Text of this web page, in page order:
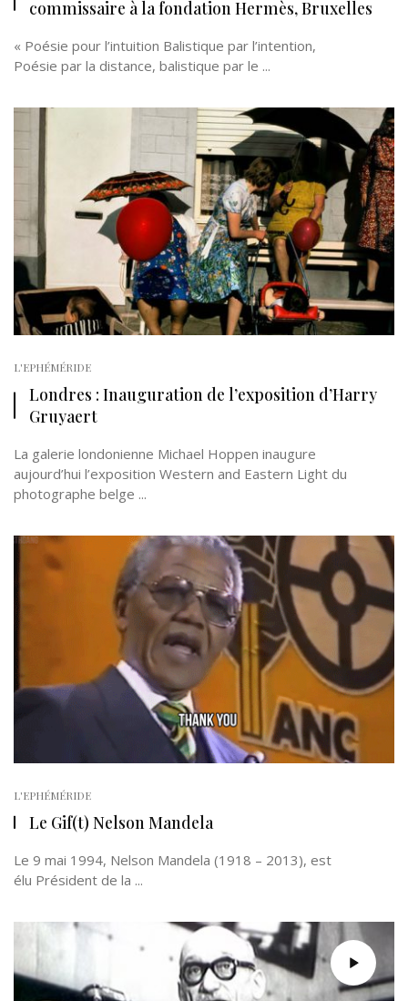
commissaire à la fondation Hermès, Bruxelles
« Poésie pour l’intuition Balistique par l’intention,
Poésie par la distance, balistique par le ...
L'EPHÉMÉRIDE
Londres : Inauguration de l’exposition d’Harry
Gruyaert
La galerie londonienne Michael Hoppen inaugure
aujourd’hui l’exposition Western and Eastern Light du
photographe belge ...
L'EPHÉMÉRIDE
Le Gif(t) Nelson Mandela
Le 9 mai 1994, Nelson Mandela (1918 – 2013), est
élu Président de la ...